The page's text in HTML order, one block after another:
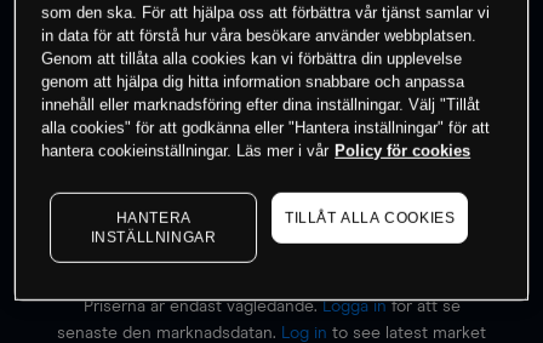
0% av kunderna har en position i detta
instrument
Börja handla
Priserna är endast vägledande.Logga inför att se
senaste den marknadsdatan.
Log in to see latest market
som den ska. För att hjälpa oss att förbättra vår tjänst samlar vi
in data för att förstå hur våra besökare använder webbplatsen.
Genom att tillåta alla cookies kan vi förbättra din upplevelse
genom att hjälpa dig hitta information snabbare och anpassa
innehåll eller marknadsföring efter dina inställningar. Välj "Tillåt
alla cookies" för att godkänna eller "Hantera inställningar" för att
hantera cookieinställningar. Läs mer i vår Policy för cookies
HANTERA
INSTÄLLNINGAR
TILLÅT ALLA COOKIES